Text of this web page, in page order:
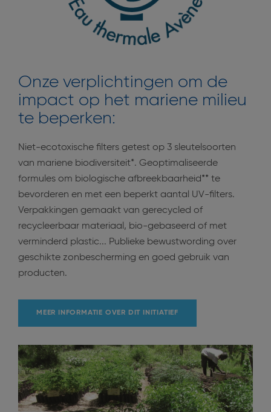
Onze verplichtingen om de
impact op het mariene milieu
te beperken:
Niet-ecotoxische filters getest op 3 sleutelsoorten
van mariene biodiversiteit*. Geoptimaliseerde
formules om biologische afbreekbaarheid** te
bevorderen en met een beperkt aantal UV-filters.
Verpakkingen gemaakt van gerecycled of
recycleerbaar materiaal, bio-gebaseerd of met
verminderd plastic... Publieke bewustwording over
geschikte zonbescherming en goed gebruik van
producten.
MEER INFORMATIE OVER DIT INITIATIEF